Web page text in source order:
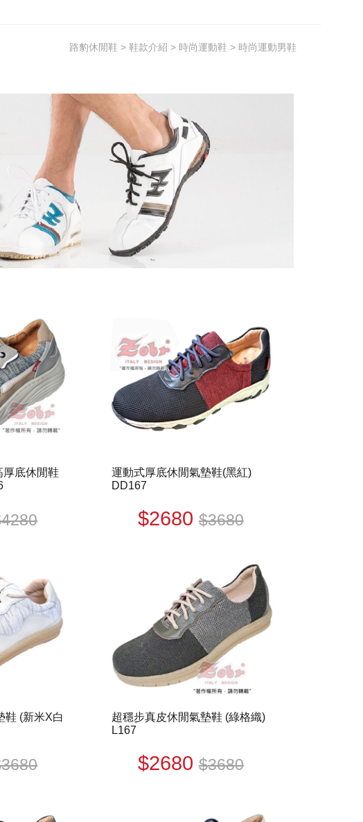
路豹休閒鞋 > 鞋款介紹 > 時尚運動鞋 > 時尚運動男鞋
厚底休閒鞋
運動式厚底休閒氣墊鞋(黑紅)
DD167
$2680$3680
鞋 (新米X白
超穩步真皮休閒氣墊鞋 (綠格織)
L167
$2680$3680